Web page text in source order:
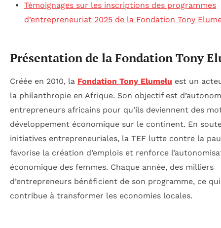
Témoignages sur les inscriptions des programmes
d’entrepreneuriat 2025 de la Fondation Tony
Présentation de la Fondation Tony
Créée en 2010, la Fondation Tony Elumelu est un
la philanthropie en Afrique. Son objectif est
entrepreneurs africains pour qu’ils deviennent des
développement économique sur le continent. En
initiatives entrepreneuriales, la TEF lutte contre la
favorise la création d’emplois et renforce
économique des femmes. Chaque année, des milliers
d’entrepreneurs bénéficient de son programme, ce qui
contribue à transformer les economies locales.